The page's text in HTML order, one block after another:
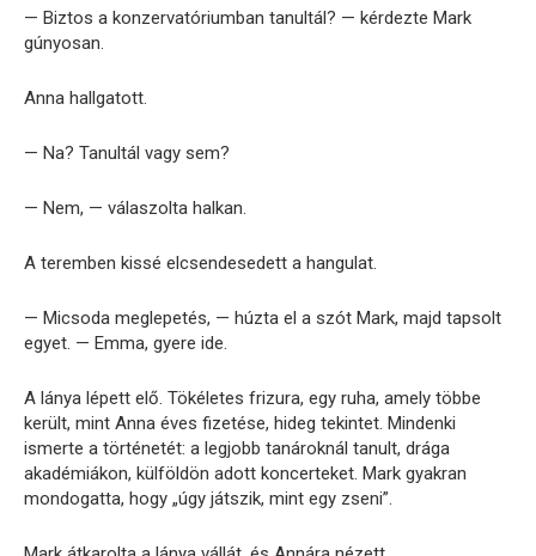
— Biztos a konzervatóriumban tanultál? — kérdezte Mark
gúnyosan.
Anna hallgatott.
— Na? Tanultál vagy sem?
— Nem, — válaszolta halkan.
A teremben kissé elcsendesedett a hangulat.
— Micsoda meglepetés, — húzta el a szót Mark, majd tapsolt
egyet. — Emma, gyere ide.
A lánya lépett elő. Tökéletes frizura, egy ruha, amely többe
került, mint Anna éves fizetése, hideg tekintet. Mindenki
ismerte a történetét: a legjobb tanároknál tanult, drága
akadémiákon, külföldön adott koncerteket. Mark gyakran
mondogatta, hogy „úgy játszik, mint egy zseni”.